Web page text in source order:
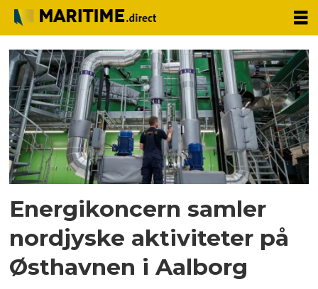
Tag:
kontor
Energikoncern samler
nordjyske aktiviteter på
Østhavnen i Aalborg